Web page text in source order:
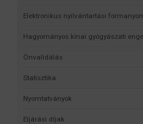
Elektronikus nyilvántartási
Hagyományos kínai gyógyászati
Önvalidálás
Statisztika
Nyomtatványok
Eljárási díjak